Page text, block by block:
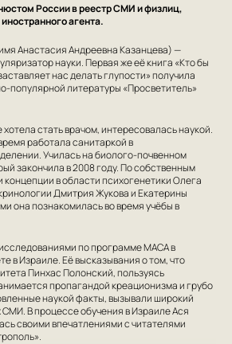
России в реестр СМИ и физлиц,
агента.
Анастасия Андреевна Казанцева) —
науки. Первая же её книга «Кто бы
нас делать глупости» получила
популярной литературы «Просветитель»
хотела стать врачом, интересовалась наукой.
работала санитаркой в
Училась на биолого-почвенном
закончила в 2008 году. По собственным
в области психогенетики Олега
Дмитрия Жукова и Екатерины
она познакомилась во время учёбы в
по программе МАСА в
в Израиле. Её высказывания о том, что
Пинхас Полонский, пользуясь
пропагандой креационизма и грубо
наукой факты, вызывали широкий
СМИ. В процессе обучения в Израиле Ася
своими впечатлениями с читателями